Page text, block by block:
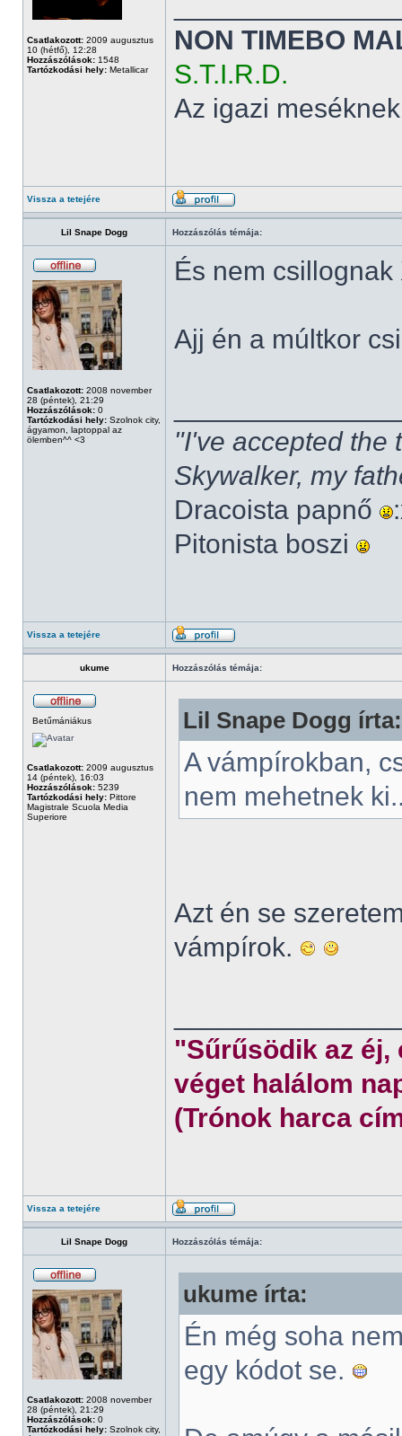
Csatlakozott: 2009 augusztus
10 (hétfő), 12:28
Hozzászólások: 1548
Tartózkodási hely: Metallicar
NON TIMEBO
S.T.I.R.D.
Az igazi
Vissza a tetejére
Lil Snape Dogg Hozzászólás témája:
Csatlakozott: 2008 november
28 (péntek), 21:29
Hozzászólások: 0
Tartózkodási hely: Szolnok city,
ágyamon, laptoppal az
ölemben^^ <3
És nem csillognak
Ajj én a múltkor
"I've accepted the
Skywalker, my
Dracoista papnő
Pitonista boszi
Vissza a tetejére
ukume Hozzászólás témája:
Betűmániákus
Csatlakozott: 2009 augusztus
14 (péntek), 16:03
Hozzászólások: 5239
Tartózkodási hely: Pittore
Magistrale Scuola Media
Superiore
Lil Snape Dogg írta:
A vámpírokban,
nem mehetnek
Azt én se
vámpírok.
"Sűrűsödik az éj,
véget halálom
(Trónok harca
Vissza a tetejére
Lil Snape Dogg Hozzászólás témája:
Csatlakozott: 2008 november
28 (péntek), 21:29
Hozzászólások: 0
Tartózkodási hely: Szolnok city,
ukume írta:
Én még soha
egy kódot se.